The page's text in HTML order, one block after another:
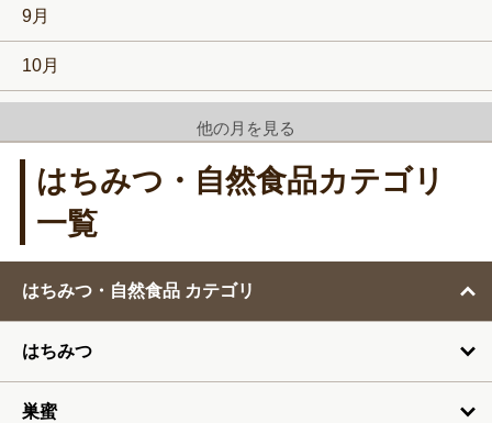
9月
10月
12月
2月
4月
5月
他の月を見る
はちみつ・自然食品カテゴリ
一覧
はちみつ・自然食品 カテゴリ
はちみつ
巣蜜